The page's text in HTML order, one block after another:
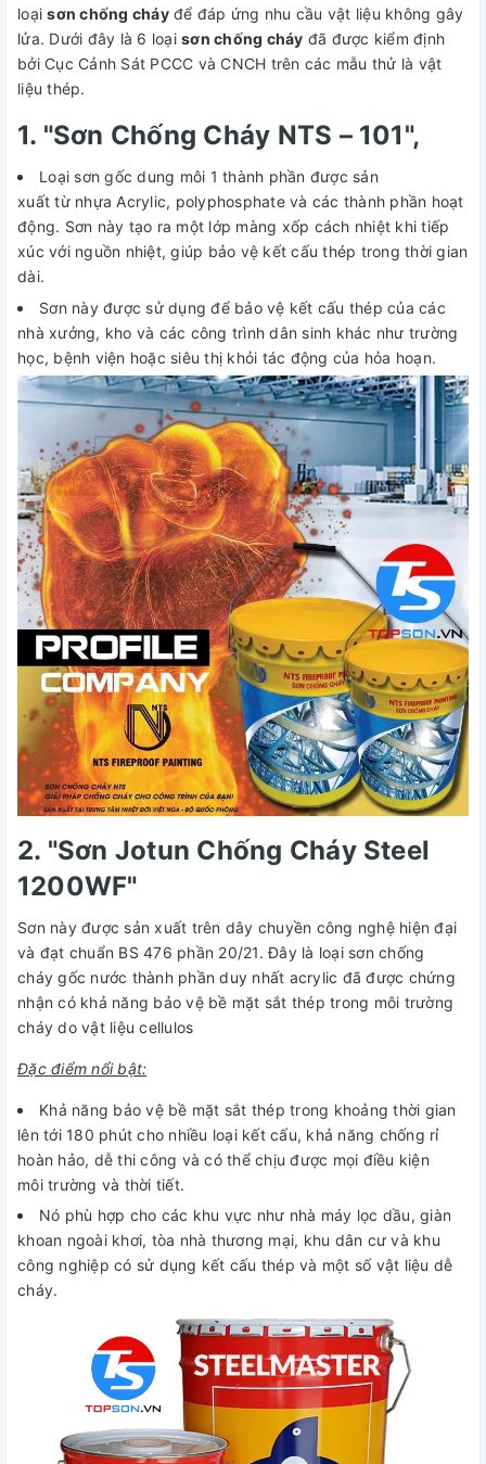
loạisơn chống cháyđể đáp ứng nhu cầu vật liệu không gây
lửa. Dưới đây là 6 loại sơn chống cháy đã được kiểm định
bởi Cục Cảnh Sát PCCC và CNCH trên các mẫu thử là vật
liệu thép.
1. "Sơn Chống Cháy NTS – 101",
Loại sơn gốc dung môi 1 thành phần được sản
xuất từ nhựa Acrylic, polyphosphate và các thành phần hoạt
động. Sơn này tạo ra một lớp màng xốp cách nhiệt khi tiếp
xúc với nguồn nhiệt, giúp bảo vệ kết cấu thép trong thời gian
dài.
Sơn này được sử dụng để bảo vệ kết cấu thép của các
nhà xưởng, kho và các công trình dân sinh khác như trường
học, bệnh viện hoặc siêu thị khỏi tác động của hỏa hoạn.
2. "Sơn Jotun Chống Cháy Steel
1200WF"
Sơn này được sản xuất trên dây chuyền công nghệ hiện đại
và đạt chuẩn BS 476 phần 20/21. Đây là loại sơn chống
cháy gốc nước thành phần duy nhất acrylic đã được chứng
nhận có khả năng bảo vệ bề mặt sắt thép trong môi trường
cháy do vật liệu cellulos
Đặc điểm nổi bật:
Khả năng bảo vệ bề mặt sắt thép trong khoảng thời gian
lên tới 180 phút cho nhiều loại kết cấu, khả năng chống rỉ
hoàn hảo, dễ thi công và có thể chịu được mọi điều kiện
môi trường và thời tiết.
Nó phù hợp cho các khu vực như nhà máy lọc dầu, giàn
khoan ngoài khơi, tòa nhà thương mại, khu dân cư và khu
công nghiệp có sử dụng kết cấu thép và một số vật liệu dễ
cháy.